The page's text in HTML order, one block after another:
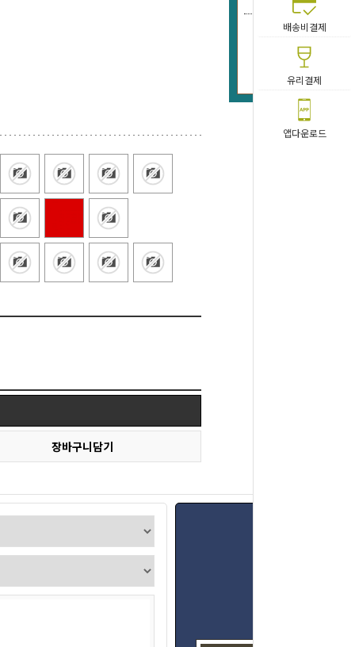
배송비결제
유리결제
앱다운로드
장바구니담기
NTK-